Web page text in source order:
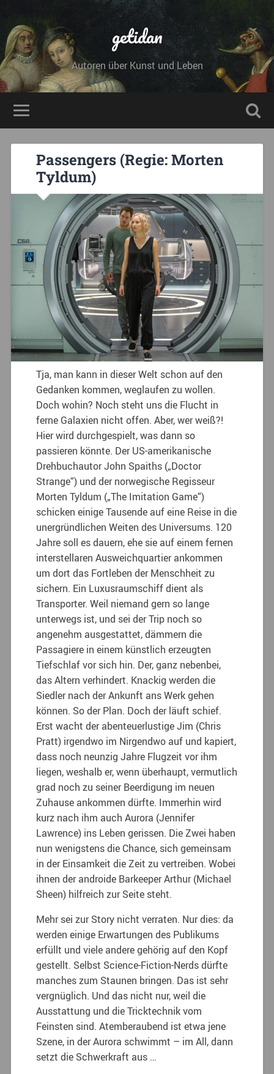
getidan
Autoren über Kunst und Leben
Passengers (Regie: Morten
Tyldum)
Tja, man kann in dieser Welt schon auf den
Gedanken kommen, weglaufen zu wollen.
Doch wohin? Noch steht uns die Flucht in
ferne Galaxien nicht offen. Aber, wer weiß?!
Hier wird durchgespielt, was dann so
passieren könnte. Der US-amerikanische
Drehbuchautor John Spaiths („Doctor
Strange“) und der norwegische Regisseur
Morten Tyldum („The Imitation Game“)
schicken einige Tausende auf eine Reise in die
unergründlichen Weiten des Universums. 120
Jahre soll es dauern, ehe sie auf einem fernen
interstellaren Ausweichquartier ankommen
um dort das Fortleben der Menschheit zu
sichern. Ein Luxusraumschiff dient als
Transporter. Weil niemand gern so lange
unterwegs ist, und sei der Trip noch so
angenehm ausgestattet, dämmern die
Passagiere in einem künstlich erzeugten
Tiefschlaf vor sich hin. Der, ganz nebenbei,
das Altern verhindert. Knackig werden die
Siedler nach der Ankunft ans Werk gehen
können. So der Plan. Doch der läuft schief.
Erst wacht der abenteuerlustige Jim (Chris
Pratt) irgendwo im Nirgendwo auf und kapiert,
dass noch neunzig Jahre Flugzeit vor ihm
liegen, weshalb er, wenn überhaupt, vermutlich
grad noch zu seiner Beerdigung im neuen
Zuhause ankommen dürfte. Immerhin wird
kurz nach ihm auch Aurora (Jennifer
Lawrence) ins Leben gerissen. Die Zwei haben
nun wenigstens die Chance, sich gemeinsam
in der Einsamkeit die Zeit zu vertreiben. Wobei
ihnen der androide Barkeeper Arthur (Michael
Sheen) hilfreich zur Seite steht.
Mehr sei zur Story nicht verraten. Nur dies: da
werden einige Erwartungen des Publikums
erfüllt und viele andere gehörig auf den Kopf
gestellt. Selbst Science-Fiction-Nerds dürfte
manches zum Staunen bringen. Das ist sehr
vergnüglich. Und das nicht nur, weil die
Ausstattung und die Tricktechnik vom
Feinsten sind. Atemberaubend ist etwa jene
Szene, in der Aurora schwimmt – im All, dann
setzt die Schwerkraft aus …